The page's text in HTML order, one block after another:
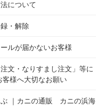
について
・解除
ールが届かないお客様
注文・なりすまし注文」等に
客様へ大切なお願い
｜カニの通販 カニの浜海